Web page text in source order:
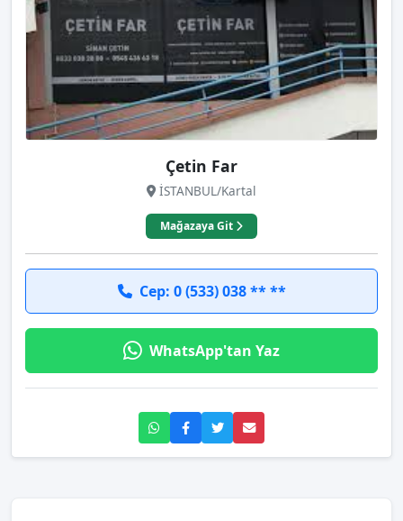
Çetin Far
İSTANBUL/Kartal
Mağazaya Git
Cep: 0 (533) 038 ** **
WhatsApp'tan Yaz